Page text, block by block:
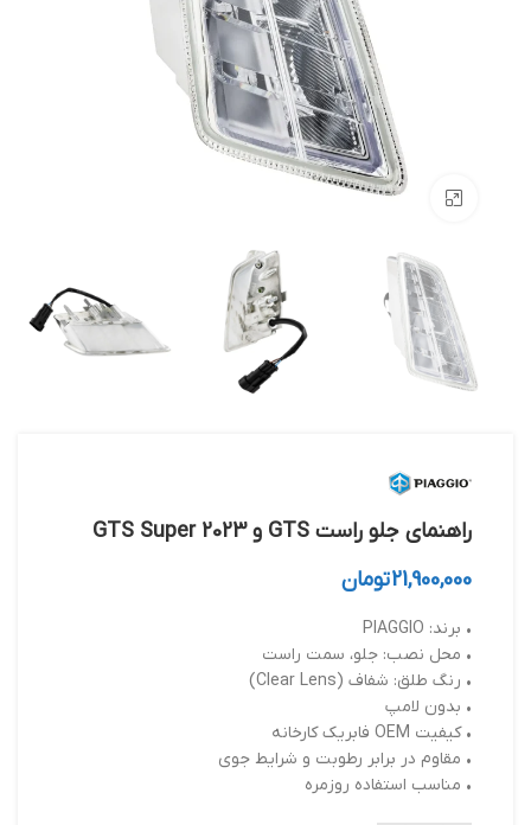
بزرگنمایی تصویر
راهنمای جلو راست GTS و GTS Super 2023
21,900,000تومان
• برند: PIAGGIO
• محل نصب: جلو، سمت راست
• رنگ طلق: شفاف (Clear Lens)
• بدون لامپ
• کیفیت OEM فابریک کارخانه
• مقاوم در برابر رطوبت و شرایط جوی
• مناسب استفاده روزمره